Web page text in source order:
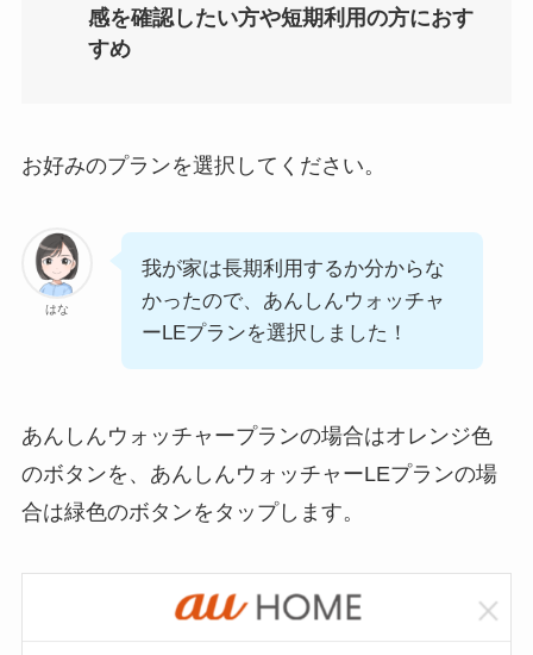
感を確認したい方や短期利用の方におす
すめ
お好みのプランを選択してください。
はな
我が家は長期利用するか分からな
かったので、あんしんウォッチャ
ーLEプランを選択しました！
あんしんウォッチャープランの場合はオレンジ色
のボタンを、あんしんウォッチャーLEプランの場
合は緑色のボタンをタップします。